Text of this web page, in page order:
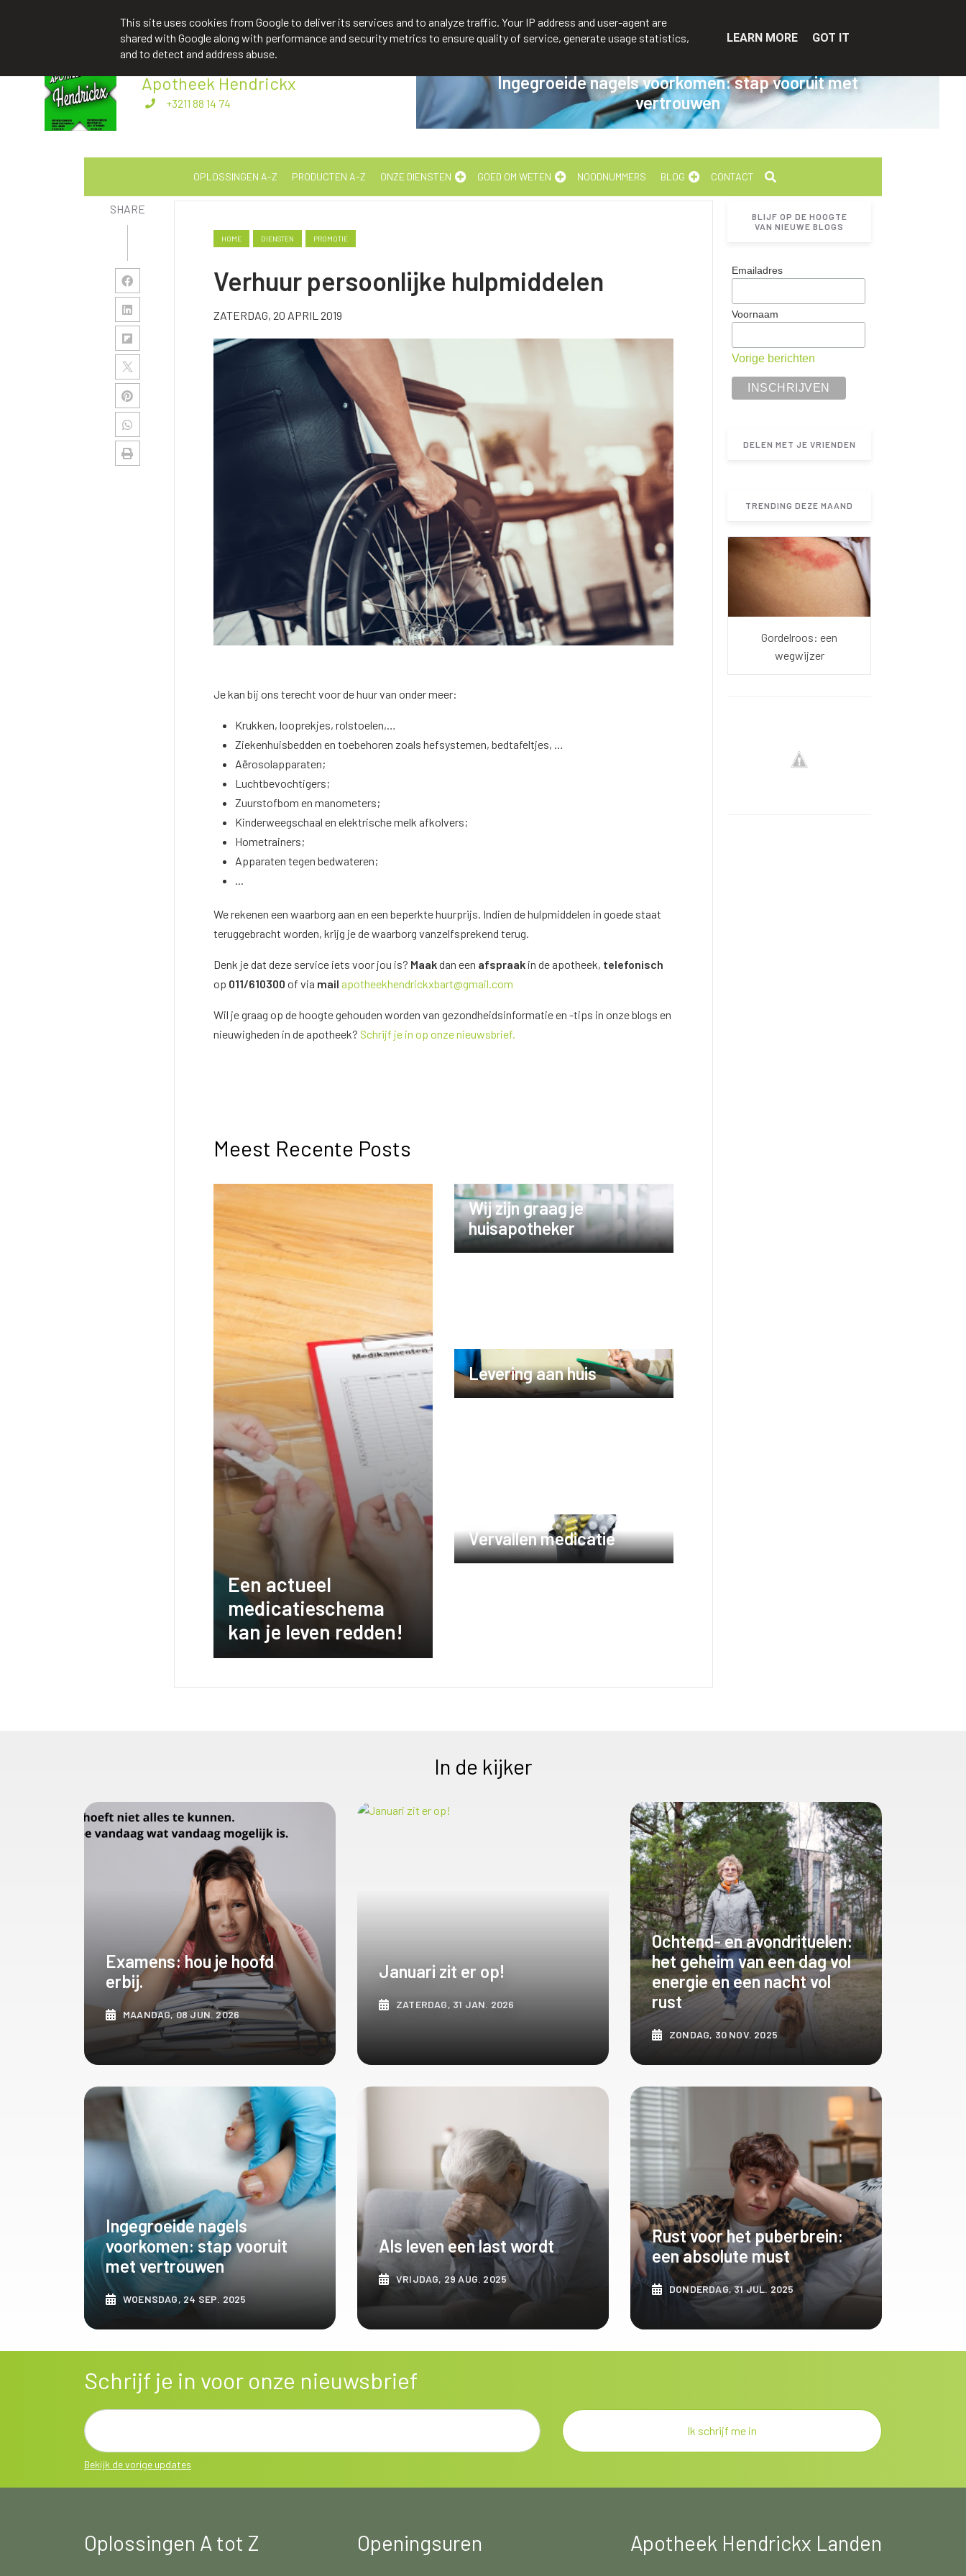
apotheekhendrickxbart@gmail.com +3211 88 14 74
Apotheek Hendrickx
+3211 88 14 74
Als leven een last wordt
Ingegroeide nagels voorkomen: stap vooruit met
vertrouwen
OPLOSSINGEN A-Z PRODUCTEN A-Z ONZE DIENSTEN GOED OM WETEN NOODNUMMERS BLOG CONTACT
SHARE
HOME DIENSTEN PROMOTIE
Verhuur persoonlijke hulpmiddelen
ZATERDAG, 20 APRIL 2019
Je kan bij ons terecht voor de huur van onder meer:
Krukken, looprekjes, rolstoelen,…
Ziekenhuisbedden en toebehoren zoals hefsystemen, bedtafeltjes, …
Aërosolapparaten;
Luchtbevochtigers;
Zuurstofbom en manometers;
Kinderweegschaal en elektrische melk afkolvers;
Hometrainers;
Apparaten tegen bedwateren;
We rekenen een waarborg aan en een beperkte huurprijs. Indien de hulpmiddelen in goede staat
teruggebracht worden, krijg je de waarborg vanzelfsprekend terug.
Denk je dat deze service iets voor jou is? Maakdan een afspraak in de apotheek, telefonisch
op 011/610300 of via mail apotheekhendrickxbart@gmail.com
Wil je graag op de hoogte gehouden worden van gezondheidsinformatie en -tips in onze blogs en
nieuwigheden in de apotheek? Schrijf je in op onze nieuwsbrief.
Meest Recente Posts
Een actueel
medicatieschema
kan je leven redden!
Wij zijn graag je
huisapotheker
Levering aan huis
Vervallen medicatie
BLIJF OP DE HOOGTE
VAN NIEUWE BLOGS
Emailadres
Voornaam
Vorige berichten
DELEN MET JE VRIENDEN
TRENDING DEZE MAAND
Gordelroos: een
wegwijzer
In de kijker
Examens: hou je hoofd
erbij.
MAANDAG, 08 JUN. 2026
ONTDEK MEER
Januari zit er op!
ZATERDAG, 31 JAN. 2026
ONTDEK MEER
Ochtend- en avondrituelen:
het geheim van een dag vol
energie en een nacht vol
rust
ZONDAG, 30 NOV. 2025
ONTDEK MEER
Ingegroeide nagels
voorkomen: stap vooruit
met vertrouwen
WOENSDAG, 24 SEP. 2025
ONTDEK MEER
Als leven een last wordt
VRIJDAG, 29 AUG. 2025
ONTDEK MEER
Rust voor het puberbrein:
een absolute must
DONDERDAG, 31 JUL. 2025
ONTDEK MEER
Schrijf je in voor onze nieuwsbrief
Bekijk de vorige updates
Oplossingen A tot Z Openingsuren Apotheek Hendrickx Landen
This site uses cookies from Google to deliver its services and to analyze traffic. Your IP address and user-agent are
shared with Google along with performance and security metrics to ensure quality of service, generate usage statistics,
and to detect and address abuse.
LEARN MORE GOT IT